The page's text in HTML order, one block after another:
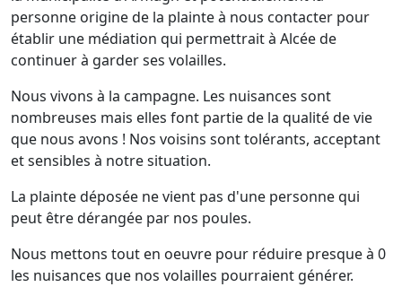
personne origine de la plainte à nous contacter pour
établir une médiation qui permettrait à Alcée de
continuer à garder ses volailles.
Nous vivons à la campagne. Les nuisances sont
nombreuses mais elles font partie de la qualité de vie
que nous avons ! Nos voisins sont tolérants, acceptant
et sensibles à notre situation.
La plainte déposée ne vient pas d'une personne qui
peut être dérangée par nos poules.
Nous mettons tout en oeuvre pour réduire presque à 0
les nuisances que nos volailles pourraient générer.